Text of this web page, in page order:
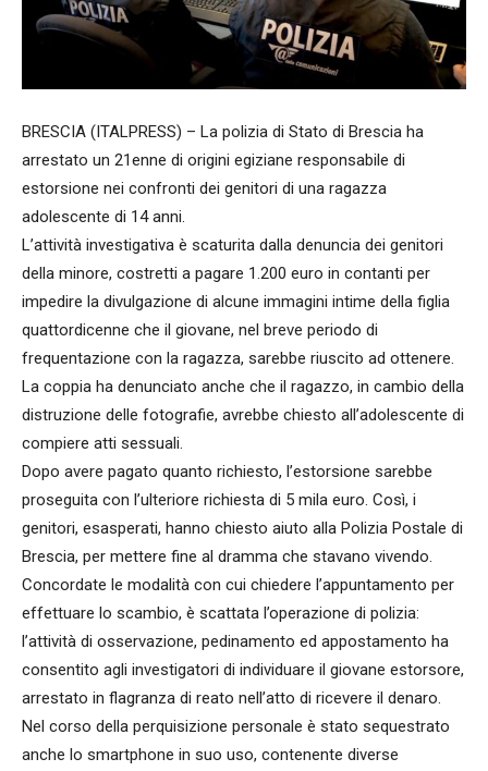
BRESCIA (ITALPRESS) – La polizia di Stato di Brescia ha
arrestato un 21enne di origini egiziane responsabile di
estorsione nei confronti dei genitori di una ragazza
adolescente di 14 anni.
L’attività investigativa è scaturita dalla denuncia dei genitori
della minore, costretti a pagare 1.200 euro in contanti per
impedire la divulgazione di alcune immagini intime della figlia
quattordicenne che il giovane, nel breve periodo di
frequentazione con la ragazza, sarebbe riuscito ad ottenere.
La coppia ha denunciato anche che il ragazzo, in cambio della
distruzione delle fotografie, avrebbe chiesto all’adolescente di
compiere atti sessuali.
Dopo avere pagato quanto richiesto, l’estorsione sarebbe
proseguita con l’ulteriore richiesta di 5 mila euro. Così, i
genitori, esasperati, hanno chiesto aiuto alla Polizia Postale di
Brescia, per mettere fine al dramma che stavano vivendo.
Concordate le modalità con cui chiedere l’appuntamento per
effettuare lo scambio, è scattata l’operazione di polizia:
l’attività di osservazione, pedinamento ed appostamento ha
consentito agli investigatori di individuare il giovane estorsore,
arrestato in flagranza di reato nell’atto di ricevere il denaro.
Nel corso della perquisizione personale è stato sequestrato
anche lo smartphone in suo uso, contenente diverse